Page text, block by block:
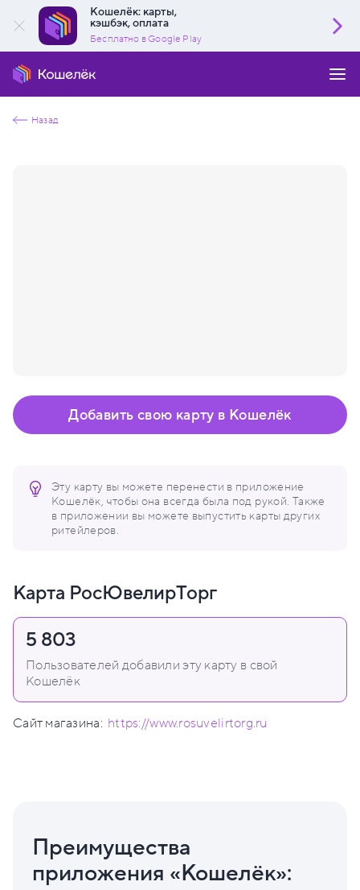
Кошелёк: карты,
кэшбэк, оплата
Бесплатно в Google Play
Назад
Эту карту вы можете перенести в приложение
Кошелёк, чтобы она всегда была под рукой. Также
в приложении вы можете выпустить карты других
ритейлеров.
Добавить свою карту в Кошелёк
Карта РосЮвелирТорг
5 803
Пользователей добавили эту карту в свой
Кошелёк
Сайт магазина: https://www.rosuvelirtorg.ru
Преимущества
приложения «Кошелёк»: